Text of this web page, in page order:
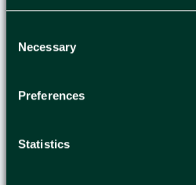
Selection
Necessary
Preferences
Statistics
tidskrifter. - Kan enkelt
Fäster perfekt varje gång -
ger dig mer utrymme att
PEFC ™ -certifierade